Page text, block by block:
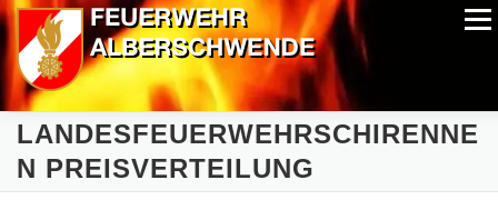
Zum
Inhalt
springen
Menü
ALPIN-NASSWETTBEWERB MITGLIEDER
AUSRÜSTUNG CHRONIK EXTRAS
LANDESFEUERWEHRSCHIRENNE
N PREISVERTEILUNG